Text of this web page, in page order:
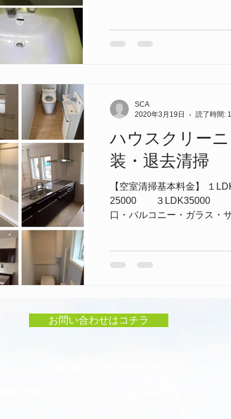
ハウスクリー
装・退去清掃
【空室清掃基本料金】
25000 ３LDK35000 ４
口・バルコニー・ガラス・
SCA
2020年3月19日
読了時間:
お問い合わせはコチラ